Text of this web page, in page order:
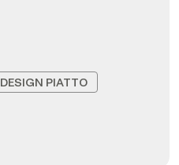
DESIGN PIATTO